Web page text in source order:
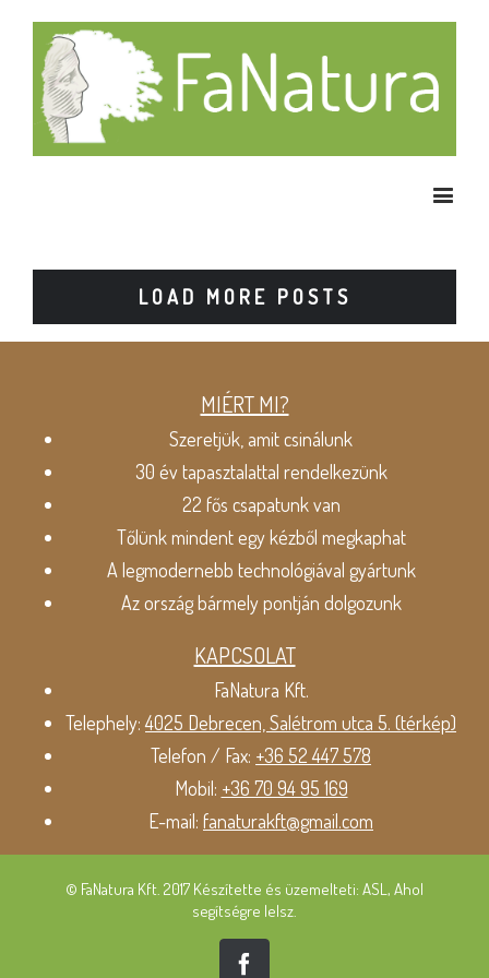
LOAD MORE POSTS
MIÉRT MI?
Szeretjük, amit csinálunk
30 év tapasztalattal rendelkezünk
22 fős csapatunk van
Tőlünk mindent egy kézből megkaphat
A legmodernebb technológiával gyártunk
Az ország bármely pontján dolgozunk
KAPCSOLAT
FaNatura Kft.
Telephely:4025 Debrecen, Salétrom utca 5. (térkép)
Telefon / Fax: +36 52 447 578
Mobil: +36 70 94 95 169
E-mail: fanaturakft@gmail.com
© FaNatura Kft. 2017 Készítette és üzemelteti: ASL, Ahol
segítségre lelsz.